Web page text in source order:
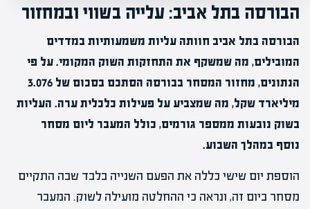
הבורסה בתל אביב: עלייה בשווי ובמחזור
הבורסה בתל אביב חוותה עליות משמעותיות במדדים
המובילים, מה שמשקף את התחזקות השוק המקומי. על פי
הנתונים, מחזור המסחר בבורסה הסתכם בסכום של 3.076
מיליארד שקל, מה שמצביע על פעילות כלכלית ערה. העליות
בשוק נובעות ממספר גורמים, כולל המעבר ליום מסחר
נוסף במהלך השבוע.
הוספת יום שישי כללה את הפעם השנייה בלבד שבה התקיים
מסחר ביום זה, ונראה כי ההחלטה מועילה לשוק. המעבר